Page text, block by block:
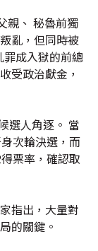
親、 秘魯前獨
亂，但同時被
成入獄的前總
受政治獻金，
選人角逐。 當
次輪決選，而
票率，確認取
指出，大量對
的關鍵。